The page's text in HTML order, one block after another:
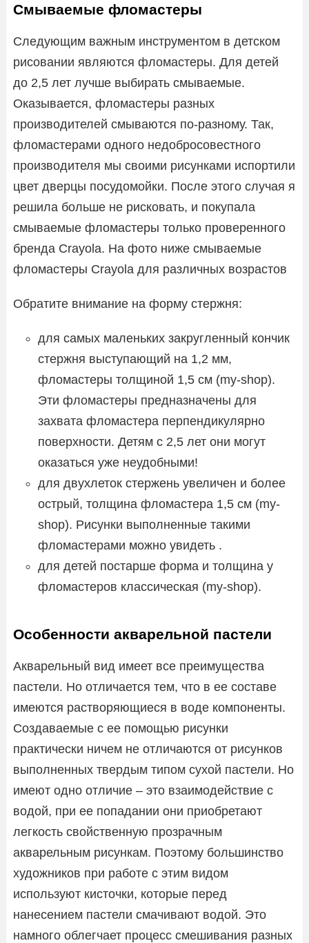
Смываемые фломастеры
Следующим важным инструментом в детском
рисовании являются фломастеры. Для детей
до 2,5 лет лучше выбирать смываемые.
Оказывается, фломастеры разных
производителей смываются по-разному. Так,
фломастерами одного недобросовестного
производителя мы своими рисунками испортили
цвет дверцы посудомойки. После этого случая я
решила больше не рисковать, и покупала
смываемые фломастеры только проверенного
бренда Crayola. На фото ниже смываемые
фломастеры Crayola для различных возрастов
Обратите внимание на форму стержня:
для самых маленьких закругленный кончик
стержня выступающий на 1,2 мм,
фломастеры толщиной 1,5 см (my-shop).
Эти фломастеры предназначены для
захвата фломастера перпендикулярно
поверхности. Детям с 2,5 лет они могут
оказаться уже неудобными!
для двухлеток стержень увеличен и более
острый, толщина фломастера 1,5 см (my-
shop). Рисунки выполненные такими
фломастерами можно увидеть .
для детей постарше форма и толщина у
фломастеров классическая (my-shop).
Особенности акварельной пастели
Акварельный вид имеет все преимущества
пастели. Но отличается тем, что в ее составе
имеются растворяющиеся в воде компоненты.
Создаваемые с ее помощью рисунки
практически ничем не отличаются от рисунков
выполненных твердым типом сухой пастели. Но
имеют одно отличие – это взаимодействие с
водой, при ее попадании они приобретают
легкость свойственную прозрачным
акварельным рисункам. Поэтому большинство
художников при работе с этим видом
используют кисточки, которые перед
нанесением пастели смачивают водой. Это
намного облегчает процесс смешивания разных